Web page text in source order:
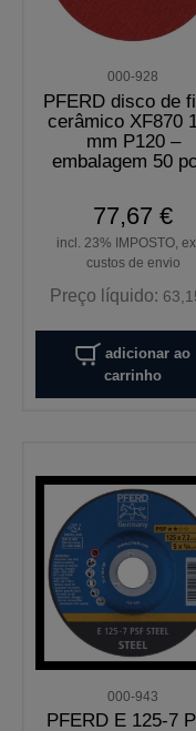
000-928
PFERD disco de
cerâmico XF870
mm P120 –
embalagem 50
77,67 €
incl. 23% IMPOSTO,
custos de envio
Preço líquido:
adicionar ao
carrinho
000-943
PFERD E 125-7